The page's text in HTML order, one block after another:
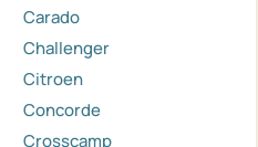
Carado
Challenger
Citroen
Concorde
Crosscamp